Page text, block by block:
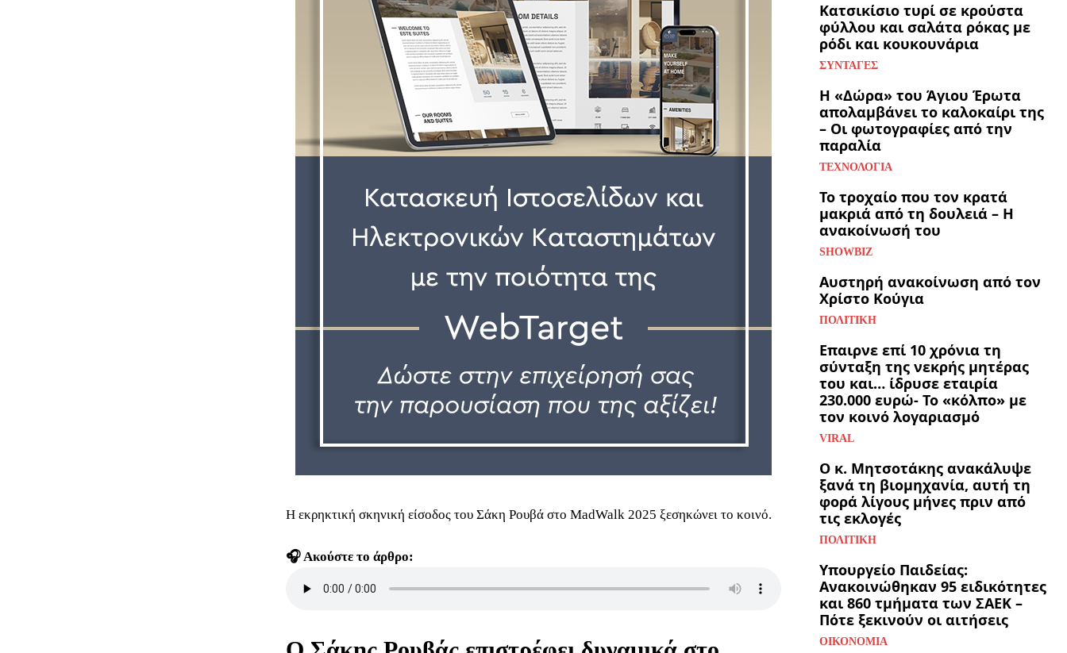
Η εκρηκτική σκηνική είσοδος του Σάκη Ρουβά στο MadWalk 2025 ξεσηκώνει το κοινό.
🎧 Ακούστε το άρθρο:
Κατσικίσιο τυρί σε κρούστα
φύλλου και σαλάτα ρόκας με
ρόδι και κουκουνάρια
ΣΥΝΤΑΓΈΣ
Η «Δώρα» του Άγιου Έρωτα
απολαμβάνει το καλοκαίρι της
– Οι φωτογραφίες από την
παραλία
ΤΕΧΝΟΛΟΓΊΑ
Το τροχαίο που τον κρατά
μακριά από τη δουλειά – Η
ανακοίνωσή του
SHOWBIZ
Αυστηρή ανακοίνωση από τον
Χρίστο Κούγια
ΠΟΛΙΤΙΚΉ
Επαιρνε επί 10 χρόνια τη
σύνταξη της νεκρής μητέρας
του και… ίδρυσε εταιρία
230.000 ευρώ- Το «κόλπο» με
τον κοινό λογαριασμό
VIRAL
Ο κ. Μητσοτάκης ανακάλυψε
ξανά τη βιομηχανία, αυτή τη
φορά λίγους μήνες πριν από
τις εκλογές
ΠΟΛΙΤΙΚΉ
Υπουργείο Παιδείας:
Ανακοινώθηκαν 95 ειδικότητες
και 860 τμήματα των ΣΑΕΚ –
Πότε ξεκινούν οι αιτήσεις
ΟΙΚΟΝΟΜΊΑ